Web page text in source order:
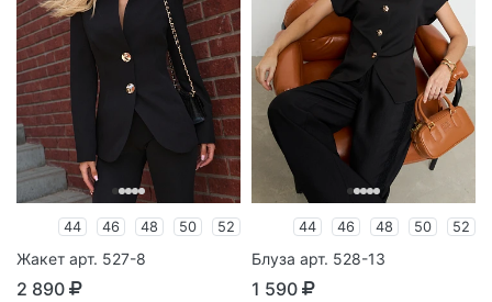
44 46 48 50 52
Жакет арт. 527-8
2 890
44 46 48 50 52
Блуза арт. 528-13
1 590